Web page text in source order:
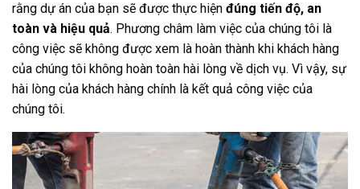
rằng dự án của bạn sẽ được thực hiện đúng tiến độ, an
toàn và hiệu quả. Phương châm làm việc của chúng tôi là
công việc sẽ không được xem là hoàn thành khi khách hàng
của chúng tôi không hoàn toàn hài lòng về dịch vụ. Vì vậy, sự
hài lòng của khách hàng chính là kết quả công việc của
chúng tôi.